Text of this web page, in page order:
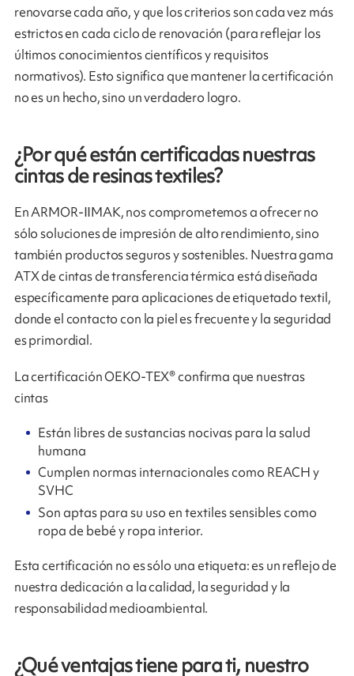
renovarse cada año, y que los criterios son cada vez más
estrictos en cada ciclo de renovación (para reflejar los
últimos conocimientos científicos y requisitos
normativos). Esto significa que mantener la certificación
no es un hecho, sino un verdadero logro.
¿Por qué están certificadas nuestras
cintas de resinas textiles?
En ARMOR-IIMAK, nos comprometemos a ofrecer no
sólo soluciones de impresión de alto rendimiento, sino
también productos seguros y sostenibles. Nuestra gama
ATX de cintas de transferencia térmica está diseñada
específicamente para aplicaciones de etiquetado textil,
donde el contacto con la piel es frecuente y la seguridad
es primordial.
La certificación OEKO-TEX® confirma que nuestras
cintas
Están libres de sustancias nocivas para la salud
humana
Cumplen normas internacionales como REACH y
SVHC
Son aptas para su uso en textiles sensibles como
ropa de bebé y ropa interior.
Esta certificación no es sólo una etiqueta: es un reflejo de
nuestra dedicación a la calidad, la seguridad y la
responsabilidad medioambiental.
¿Qué ventajas tiene para ti, nuestro